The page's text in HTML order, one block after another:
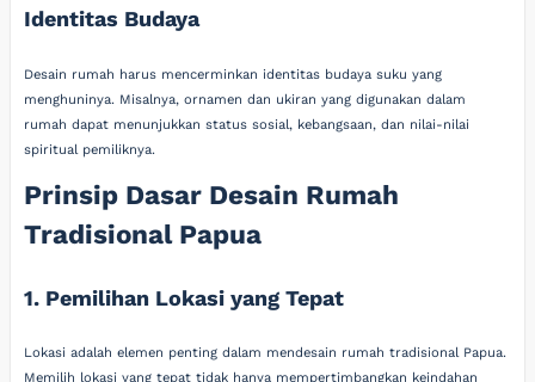
Identitas Budaya
Desain rumah harus mencerminkan identitas budaya suku yang
menghuninya. Misalnya, ornamen dan ukiran yang digunakan dalam
rumah dapat menunjukkan status sosial, kebangsaan, dan nilai-nilai
spiritual pemiliknya.
Prinsip Dasar Desain Rumah
Tradisional Papua
1. Pemilihan Lokasi yang Tepat
Lokasi adalah elemen penting dalam mendesain rumah tradisional Papua.
Memilih lokasi yang tepat tidak hanya mempertimbangkan keindahan